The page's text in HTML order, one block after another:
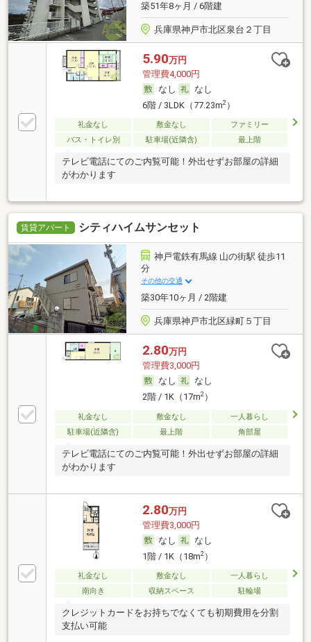
築51年8ヶ月 / 6階建
兵庫県神戸市北区泉台２丁目
5.90万円
管理費4,000円
なし
なし
6階 / 3LDK（77.23m2）
礼金なし 敷金なし
ファミリー
バス・トイレ別
駐車場(近隣含) 最上階
テレビ電話にてのご内覧可能！外出せずお部屋の詳細
がわかります
賃貸アパート シティハイムサンセット
神戸電鉄有馬線 山の街駅 徒歩11
分
その他の交通
築30年10ヶ月 / 2階建
兵庫県神戸市北区緑町５丁目
2.80万円
管理費3,000円
なし
なし
2階 / 1K（17m2）
礼金なし 敷金なし
一人暮らし
駐車場(近隣含)
最上階 角部屋
テレビ電話にてのご内覧可能！外出せずお部屋の詳細
がわかります
2.80万円
管理費3,000円
なし
なし
1階 / 1K（18m2）
礼金なし 敷金なし
一人暮らし
南向き
収納スペース 駐輪場
クレジットカードをお持ちでなくても初期費用を分割
支払い可能